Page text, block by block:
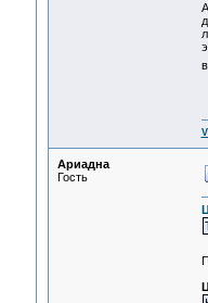
Ариадна
Гость